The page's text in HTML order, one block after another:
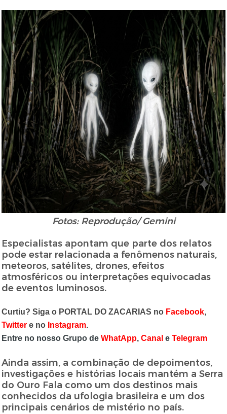
Fotos: Reprodução/ Gemini
Especialistas apontam que parte dos relatos
pode estar relacionada a fenômenos naturais,
meteoros, satélites, drones, efeitos
atmosféricos ou interpretações equivocadas
de eventos luminosos.
Curtiu? Siga o PORTAL DO ZACARIAS no Facebook,
Twitter e no Instagram.
Entre no nosso Grupo deWhatApp,Canal eTelegram
Ainda assim, a combinação de depoimentos,
investigações e histórias locais mantém a Serra
do Ouro Fala como um dos destinos mais
conhecidos da ufologia brasileira e um dos
principais cenários de mistério no país.